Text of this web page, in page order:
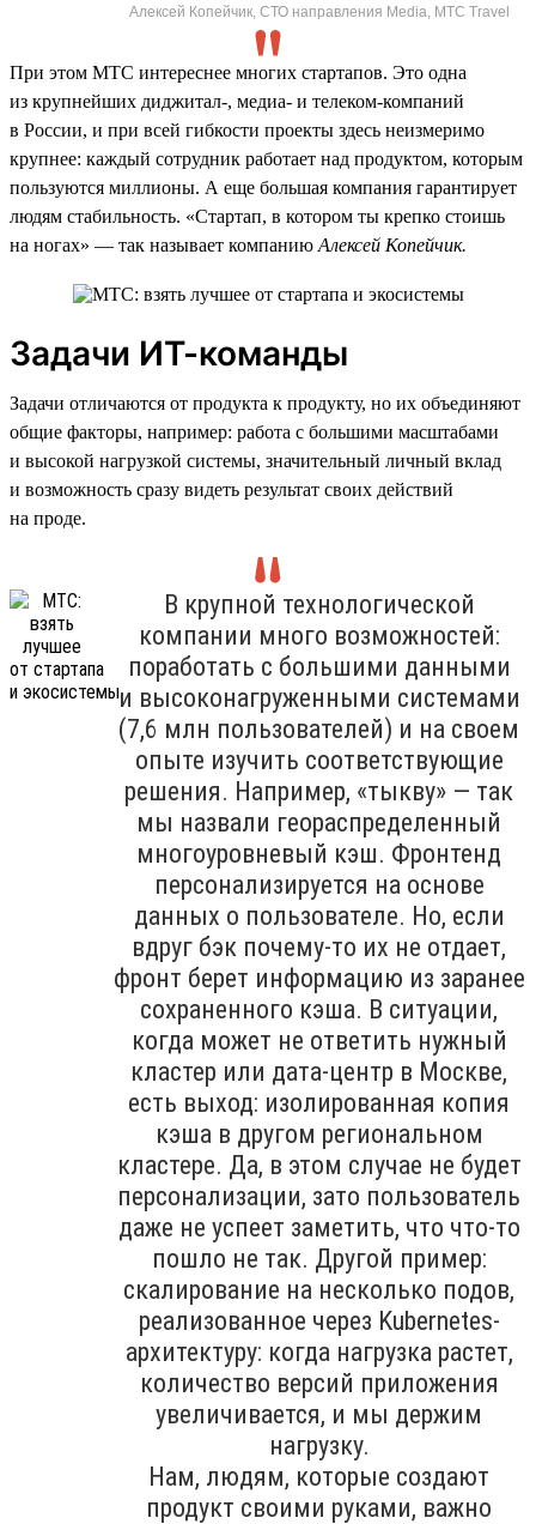
Алексей Копейчик, СТО направления Media, МТС Travel
При этом МТС интереснее многих стартапов. Это одна
из крупнейших диджитал-, медиа- и телеком-компаний
в России, и при всей гибкости проекты здесь неизмеримо
крупнее: каждый сотрудник работает над продуктом, которым
пользуются миллионы. А еще большая компания гарантирует
людям стабильность. «Стартап, в котором ты крепко стоишь
на ногах» — так называет компанию Алексей Копейчик.
Задачи ИТ-команды
Задачи отличаются от продукта к продукту, но их объединяют
общие факторы, например: работа с большими масштабами
и высокой нагрузкой системы, значительный личный вклад
и возможность сразу видеть результат своих действий
на проде.
В крупной технологической
компании много возможностей:
поработать с большими данными
и высоконагруженными системами
(7,6 млн пользователей) и на своем
опыте изучить соответствующие
решения. Например, «тыкву» — так
мы назвали геораспределенный
многоуровневый кэш. Фронтенд
персонализируется на основе
данных о пользователе. Но, если
вдруг бэк почему-то их не отдает,
фронт берет информацию из заранее
сохраненного кэша. В ситуации,
когда может не ответить нужный
кластер или дата-центр в Москве,
есть выход: изолированная копия
кэша в другом региональном
кластере. Да, в этом случае не будет
персонализации, зато пользователь
даже не успеет заметить, что что-то
пошло не так. Другой пример:
скалирование на несколько подов,
реализованное через Kubernetes-
архитектуру: когда нагрузка растет,
количество версий приложения
увеличивается, и мы держим
нагрузку.
Нам, людям, которые создают
продукт своими руками, важно